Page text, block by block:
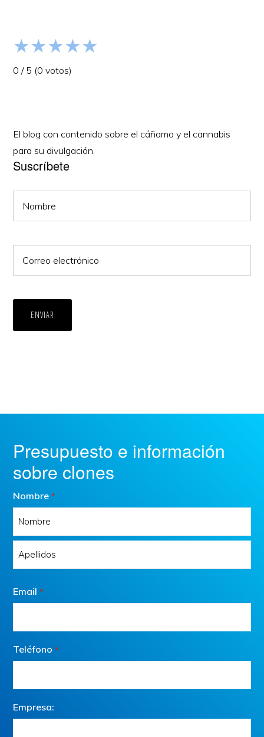
★★★★★
0/ 5 (0 votos)
El blog con contenido sobre el cáñamo y el cannabis
para su divulgación.
Suscríbete
ENVIAR
Presupuesto e información
sobre clones
Nombre *
Nombre
Email *
Teléfono *
Empresa: